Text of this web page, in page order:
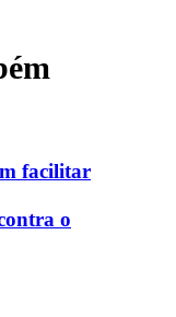
facilitar
o